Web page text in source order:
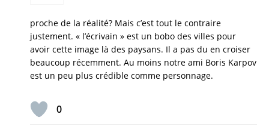
proche de la réalité? Mais c’est tout le contraire
justement. « l’écrivain » est un bobo des villes pour
avoir cette image là des paysans. Il a pas du en croiser
beaucoup récemment. Au moins notre ami Boris Karpov
est un peu plus crédible comme personnage.
0